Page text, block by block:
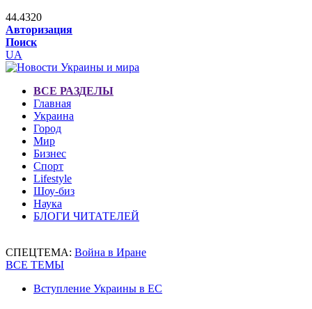
44.4320
Авторизация
Поиск
UA
ВСЕ РАЗДЕЛЫ
Главная
Украина
Город
Мир
Бизнес
Спорт
Lifestyle
Шоу-биз
Наука
БЛОГИ ЧИТАТЕЛЕЙ
СПЕЦТЕМА: Война в Иране
ВСЕ ТЕМЫ
Вступление Украины в ЕС